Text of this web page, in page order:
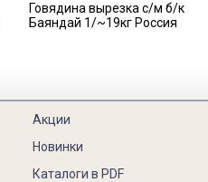
Говядина вырезка с/м б/к
Баяндай 1/~19кг Россия
Акции
Новинки
Каталоги в PDF